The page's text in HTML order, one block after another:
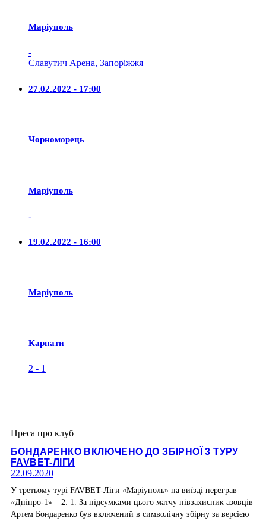
Маріуполь
-
Славутич Арена, Запоріжжя
27.02.2022 - 17:00
Чорноморець
Маріуполь
-
19.02.2022 - 16:00
Маріуполь
Карпати
2 - 1
Преса про клуб
БОНДАРЕНКО ВКЛЮЧЕНО ДО ЗБІРНОЇ 3 ТУРУ
FAVBET-ЛІГИ
22.09.2020
У третьому турі FAVBET-Ліги «Маріуполь» на виїзді переграв
«Дніпро-1» – 2: 1. За підсумками цього матчу півзахисник азовців
Артем Бондаренко був включений в символічну збірну за версією